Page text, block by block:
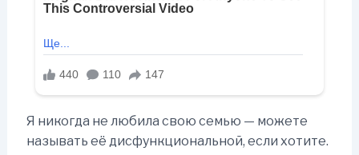
Я никогда не любила свою семью — можете
называть её дисфункциональной, если хотите.